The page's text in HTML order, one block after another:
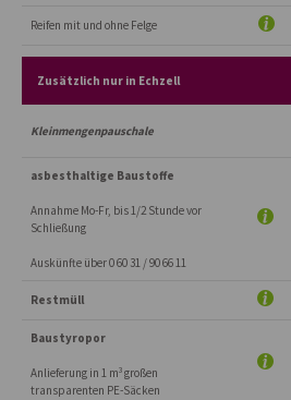
Reifen mit und ohne Felge
Zusätzlich nur in Echzell
Kleinmengenpauschale
asbesthaltige Baustoffe
Annahme Mo-Fr, bis 1/2 Stunde vor
Schließung
Auskünfte über 0 60 31 / 90 66 11
Restmüll
Baustyropor
Anlieferung in 1 m³ großen
transparenten PE-Säcken